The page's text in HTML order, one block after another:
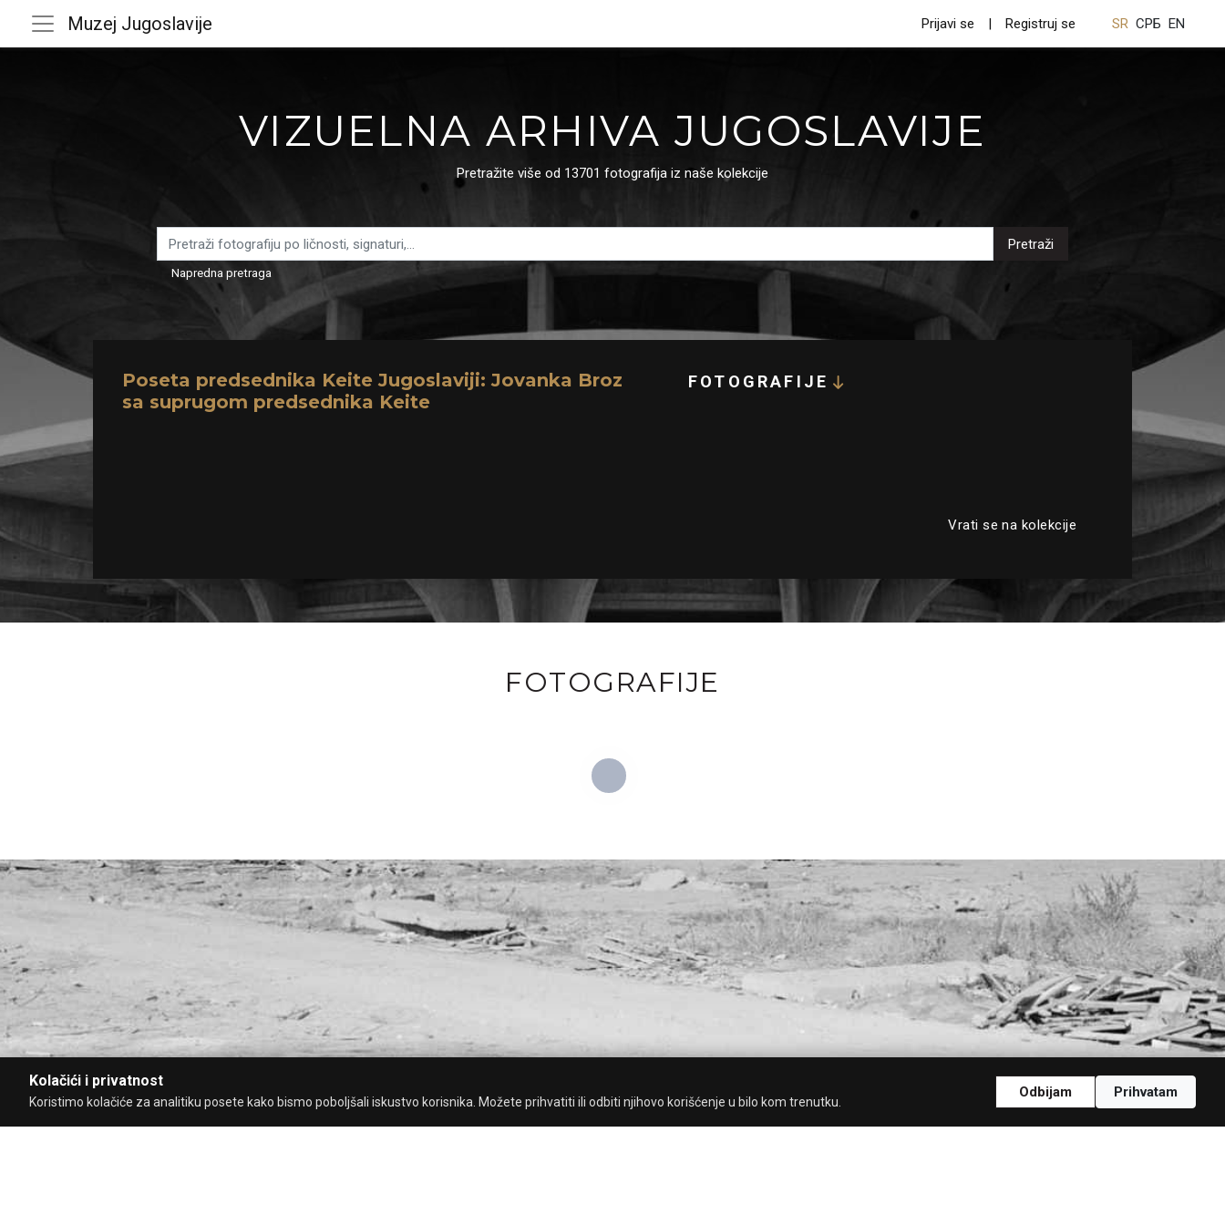
Muzej Jugoslavije Prijavi se Registruj se SR СРБ EN
VIZUELNA ARHIVA JUGOSLAVIJE
Pretražite više od 13701 fotografija iz naše kolekcije
Pretraži
Napredna pretraga
Poseta predsednika Keite Jugoslaviji: Jovanka Broz
sa suprugom predsednika Keite
FOTOGRAFIJE
Vrati se na kolekcije
FOTOGRAFIJE
Kolačići i privatnost
Koristimo kolačiće za analitiku posete kako bismo poboljšali iskustvo korisnika. Možete prihvatiti ili odbiti njihovo korišćenje u bilo kom trenutku.
Odbijam Prihvatam